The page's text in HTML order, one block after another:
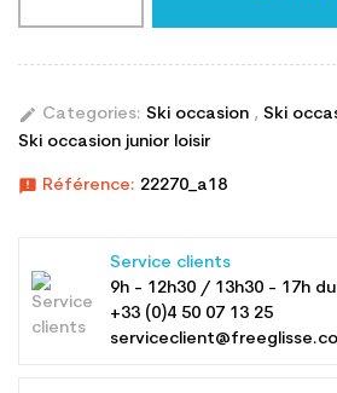
edit Categories: Ski occasion , Ski
Ski occasion junior loisir
announcement Référence: 22270_a18
Service clients
9h - 12h30 / 13h30 - 17h
+33 (0)4 50 07 13 25